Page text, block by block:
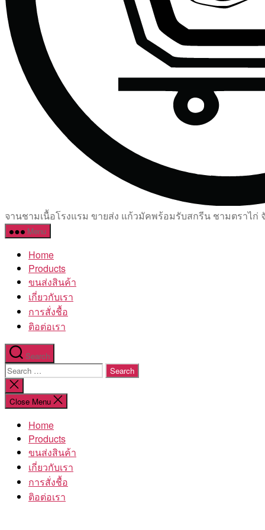
จานชามเนื้อโรงแรม ขายส่ง แก้วมัคพร้อมรับสกรีน ชามตราไก่
Menu
Home
Products
ขนส่งสินค้า
เกี่ยวกับเรา
การสั่งชื้อ
ติอต่อเรา
Search
Search
for:
Close
search
Close Menu
Home
Products
ขนส่งสินค้า
เกี่ยวกับเรา
การสั่งชื้อ
ติอต่อเรา